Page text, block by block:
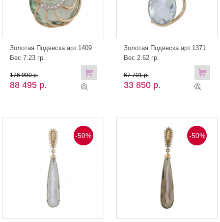
Золотая Подвеска арт.1409
Вес 7.23 гр.
88 495 р.
176 990 р.
Золотая Подвеска арт.1371
Вес 2.62 гр.
33 850 р.
67 701 р.
-50% -50%